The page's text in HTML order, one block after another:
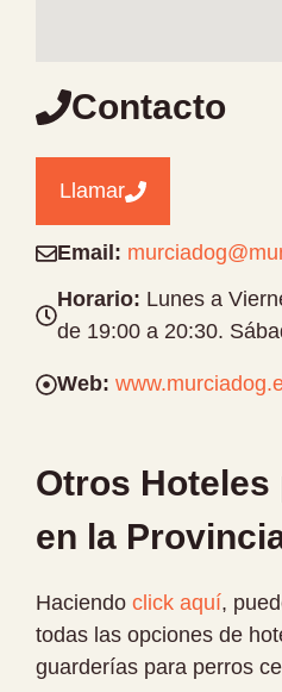
Contacto
Llamar
Email:
Horario: Lunes a
de 19:00 a 20:30.
Web:
Otros Hoteles
en la
Haciendo click aquí,
todas las opciones de
guarderías para perros